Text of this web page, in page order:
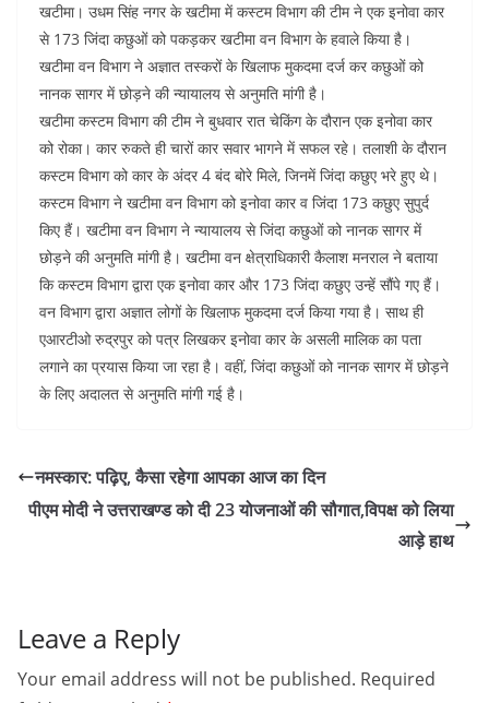
o
k
s
A
p
p
k
e
d
I
n
l
e
g
r
a
i
n
t
e
r
s
t
S
h
a
r
e
खटीमा। उधम सिंह नगर के खटीमा में कस्टम विभाग की टीम ने एक इनोवा कार
से 173 जिंदा कछुओं को पकड़कर खटीमा वन विभाग के हवाले किया है।
खटीमा वन विभाग ने अज्ञात तस्करों के खिलाफ मुकदमा दर्ज कर कछुओं को
नानक सागर में छोड़ने की न्यायालय से अनुमति मांगी है।
खटीमा कस्टम विभाग की टीम ने बुधवार रात चेकिंग के दौरान एक इनोवा कार
को रोका। कार रुकते ही चारों कार सवार भागने में सफल रहे। तलाशी के दौरान
कस्टम विभाग को कार के अंदर 4 बंद बोरे मिले, जिनमें जिंदा कछुए भरे हुए थे।
कस्टम विभाग ने खटीमा वन विभाग को इनोवा कार व जिंदा 173 कछुए सुपुर्द
किए हैं। खटीमा वन विभाग ने न्यायालय से जिंदा कछुओं को नानक सागर में
छोड़ने की अनुमति मांगी है। खटीमा वन क्षेत्राधिकारी कैलाश मनराल ने बताया
कि कस्टम विभाग द्वारा एक इनोवा कार और 173 जिंदा कछुए उन्हें सौंपे गए हैं।
वन विभाग द्वारा अज्ञात लोगों के खिलाफ मुकदमा दर्ज किया गया है। साथ ही
एआरटीओ रुद्रपुर को पत्र लिखकर इनोवा कार के असली मालिक का पता
लगाने का प्रयास किया जा रहा है। वहीं, जिंदा कछुओं को नानक सागर में छोड़ने
के लिए अदालत से अनुमति मांगी गई है।
नमस्कार: पढ़िए, कैसा रहेगा आपका आज का दिन
पीएम मोदी ने उत्तराखण्ड को दी 23 योजनाओं की सौगात,विपक्ष को लिया
आड़े हाथ
Leave a Reply
Your email address will not be published. Required